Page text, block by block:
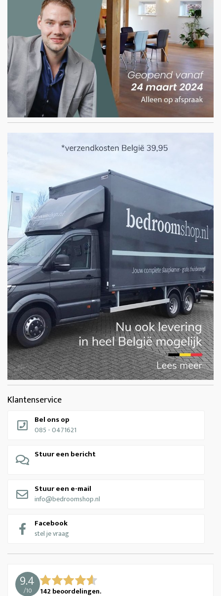
Klantenservice
Bel ons op
085 - 0471621
Stuur een bericht
Stuur een e-mail
info@bedroomshop.nl
Facebook
stel je vraag
9.4
/10 142 beoordelingen.